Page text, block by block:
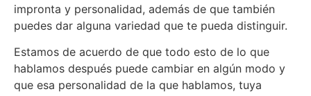
impronta y personalidad, además de que también
puedes dar alguna variedad que te pueda distinguir.
Estamos de acuerdo de que todo esto de lo que
hablamos después puede cambiar en algún modo y
que esa personalidad de la que hablamos, tuya